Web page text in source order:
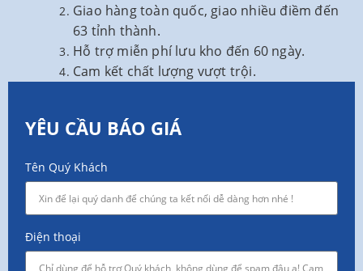
Giao hàng toàn quốc, giao nhiều điềm đến
63 tỉnh thành.
Hỗ trợ miễn phí lưu kho đến 60 ngày.
Cam kết chất lượng vượt trội.
YÊU CẦU BÁO GIÁ
Tên Quý Khách
Điện thoại